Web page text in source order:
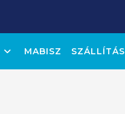
MABISZ SZÁLLÍTÁS